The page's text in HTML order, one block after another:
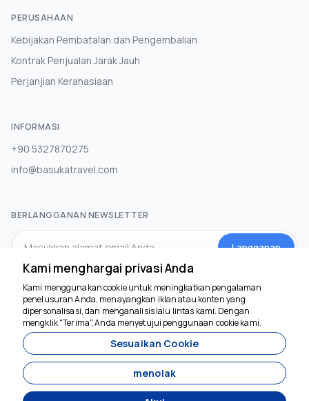
PERUSAHAAN
Kebijakan Pembatalan dan Pengembalian
Kontrak Penjualan Jarak Jauh
Perjanjian Kerahasiaan
INFORMASI
+90 5327870275
info@basukatravel.com
BERLANGGANAN NEWSLETTER
Langganan
MEDIA SOSIAL
Kami menghargai privasi Anda
Kami menggunakan cookie untuk meningkatkan pengalaman
penelusuran Anda, menayangkan iklan atau konten yang
dipersonalisasi, dan menganalisis lalu lintas kami. Dengan
mengklik "Terima", Anda menyetujui penggunaan cookie kami.
Sesuaikan Cookie
menolak
Kami siap membantu